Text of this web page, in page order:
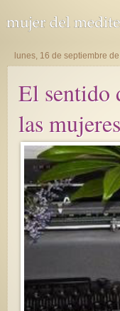
lunes, 16 de septiembre
El sentido
las mujeres